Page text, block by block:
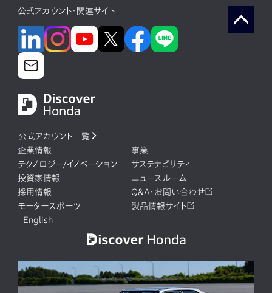
公式アカウント・関連サイト
公式アカウント一覧
企業情報
事業
テクノロジー/イノベーション
サステナビリティ
投資家情報
ニュースルーム
採用情報
Q&A・お問い合わせ
モータースポーツ
製品情報サイト
English